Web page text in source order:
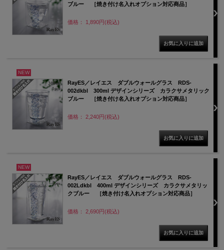
ブルー ［焼き付け名入れオプション対応商品］
価格： 1,890円(税込)
NEW
RayES／レイエス ダブルウォールグラス RDS-
002dkbl 300ml デザインシリーズ カラクサメタリック
ブルー ［焼き付け名入れオプション対応商品］
価格： 2,240円(税込)
NEW
RayES／レイエス ダブルウォールグラス RDS-
002Ldkbl 400ml デザインシリーズ カラクサメタリッ
クブルー ［焼き付け名入れオプション対応商品］
価格： 2,690円(税込)